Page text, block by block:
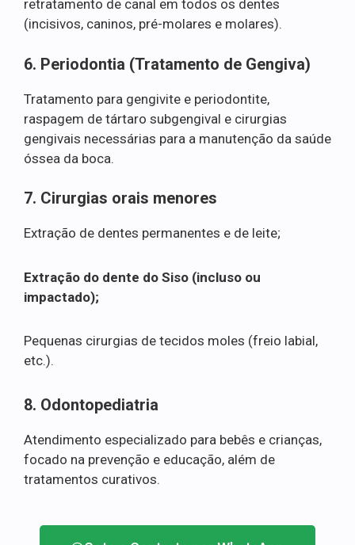
retratamento de canal em todos os dentes
(incisivos, caninos, pré-molares e molares).
6. Periodontia (Tratamento de Gengiva)
Tratamento para gengivite e periodontite,
raspagem de tártaro subgengival e cirurgias
gengivais necessárias para a manutenção da saúde
óssea da boca.
7. Cirurgias orais menores
Extração de dentes permanentes e de leite;
Extração do dente do Siso (incluso ou
impactado);
Pequenas cirurgias de tecidos moles (freio labial,
etc.).
8. Odontopediatria
Atendimento especializado para bebês e crianças,
focado na prevenção e educação, além de
tratamentos curativos.